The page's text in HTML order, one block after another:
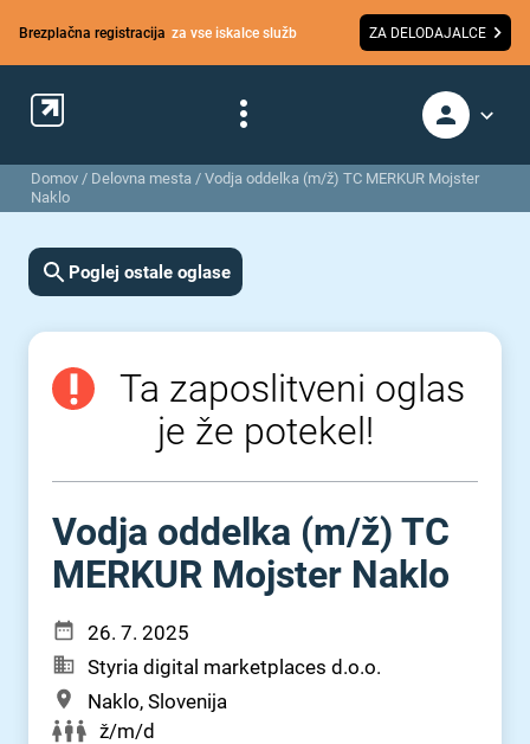
Brezplačna registracija za vse iskalce služb ZA DELODAJALCE
Domov / Delovna mesta / Vodja oddelka (m/ž) TC MERKUR Mojster
Naklo
Poglej ostale oglase
Ta zaposlitveni oglas
je že potekel!
Vodja oddelka (m⁠/⁠ž) TC
MERKUR Mojster Naklo
26. 7. 2025
Styria digital marketplaces d.o.o.
Naklo, Slovenija
ž/m/d